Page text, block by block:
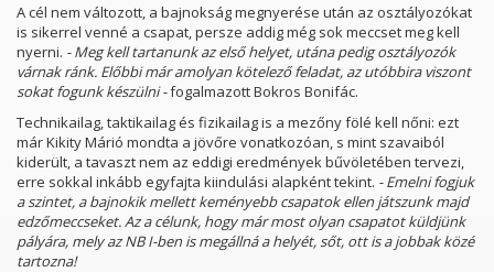
A cél nem változott, a bajnokság megnyerése után az osztályozókat
is sikerrel venné a csapat, persze addig még sok meccset meg kell
nyerni. - Meg kell tartanunk az első helyet, utána pedig osztályozók
várnak ránk. Előbbi már amolyan kötelező feladat, az utóbbira viszont
sokat fogunk készülni -fogalmazott Bokros Bonifác.
Technikailag, taktikailag és fizikailag is a mezőny fölé kell nőni: ezt
már Kikity Márió mondta a jövőre vonatkozóan, s mint szavaiból
kiderült, a tavaszt nem az eddigi eredmények bűvöletében tervezi,
erre sokkal inkább egyfajta kiindulási alapként tekint. - Emelni fogjuk
a szintet, a bajnokik mellett keményebb csapatok ellen játszunk majd
edzőmeccseket. Az a célunk, hogy már most olyan csapatot küldjünk
pályára, mely az NB I-ben is megállná a helyét, sőt, ott is a jobbak közé
tartozna!